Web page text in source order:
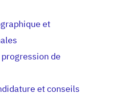
et
de
et conseils